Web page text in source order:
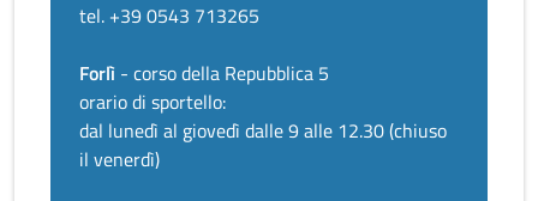
tel. +39 0543 713265
Forlì - corso della Repubblica 5
orario di sportello:
dal lunedì al giovedì dalle 9 alle 12.30 (chiuso
il venerdì)